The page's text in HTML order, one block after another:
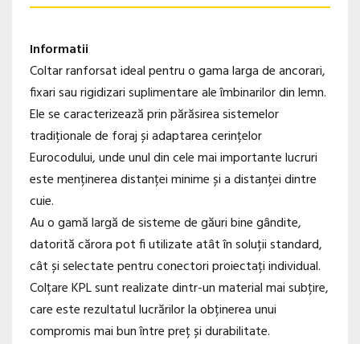
Informatii
Coltar ranforsat ideal pentru o gama larga de ancorari,
fixari sau rigidizari suplimentare ale îmbinarilor din lemn.
Ele se caracterizează prin părăsirea sistemelor
tradiționale de foraj și adaptarea cerințelor
Eurocodului, unde unul din cele mai importante lucruri
este menținerea distanței minime și a distanței dintre
cuie.
Au o gamă largă de sisteme de găuri bine gândite,
datorită cărora pot fi utilizate atât în soluții standard,
cât și selectate pentru conectori proiectați individual.
Colțare KPL sunt realizate dintr-un material mai subțire,
care este rezultatul lucrărilor la obținerea unui
compromis mai bun între preț și durabilitate.